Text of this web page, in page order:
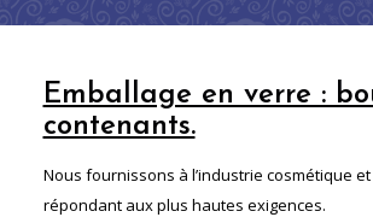
Emballage en verre :
contenants.
Nous fournissons à l’industrie cosmétique
répondant aux plus hautes exigences.